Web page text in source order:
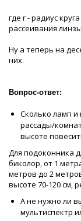
где r - радиус
рассеивания
Ну а теперь на
них.
Вопрос-ответ:
Сколько ламп и
рассады/
высоте
Для подоконника
биколор, от 1
метров до 2
высоте 70-120 см,
А не нужно ли
мультиспектр